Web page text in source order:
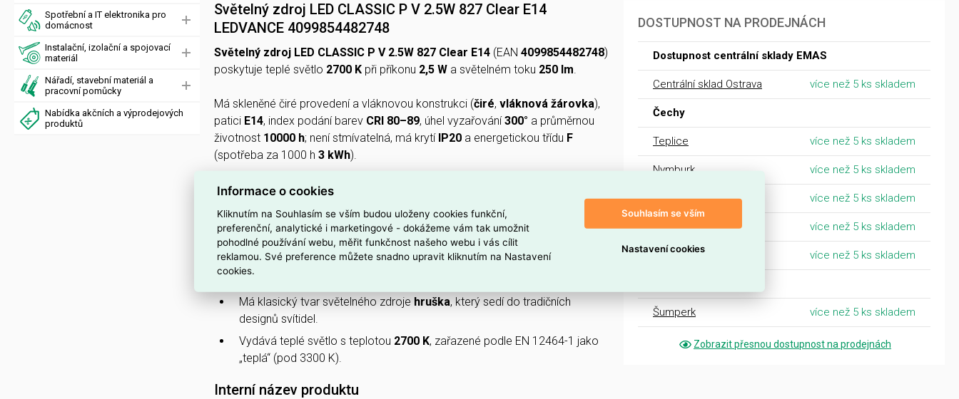
Spotřební a IT elektronika pro
domácnost
Instalační, izolační a spojovací
materiál
Nářadí, stavební materiál a
pracovní pomůcky
Nabídka akčních a výprodejových
produktů
Světelný zdroj LED CLASSIC P V 2.5W 827 Clear E14
LEDVANCE 4099854482748
Světelný zdroj LED CLASSIC P V 2.5W 827 Clear E14 (EAN 4099854482748)
poskytuje teplé světlo 2700 K při příkonu 2,5 W a světelném toku 250 lm.
Má skleněné čiré provedení a vláknovou konstrukci (čiré, vláknová žárovka),
patici E14, index podání barev CRI 80–89, úhel vyzařování300° a průměrnou
životnost 10000 h; není stmívatelná, má krytí IP20 a energetickou třídu F
(spotřeba za 1000 h 3 kWh).
PROČ SI VYBRAT TENTO SVĚTELNÝ ZDROJ?
Má příkon2,5 W, takže spotřebovává málo energie při svícení.
Je určen pro paticiE14, vhodnou do menších lamp a svítidel.
Je navržený pro provoz na nominální napětí220–240 V.
Je
Má klasický tvar světelného zdroje hruška, který sedí do tradičních
designů svítidel.
Vydává teplé světlo s teplotou 2700 K, zařazené podle EN 12464-1 jako
„teplá“ (pod 3300 K).
Interní název produktu
DOSTUPNOST NA PRODEJNÁCH
Dostupnost centrální sklady EMAS
Centrální sklad Ostrava více než 5 ks skladem
Čechy
Teplice více než 5 ks skladem
Nymburk více než 5 ks skladem
Kolín více než 5 ks skladem
Poděbrady více než 5 ks skladem
Mladá Boleslav více než 5 ks skladem
Šumperk více než 5 ks skladem
Zobrazit přesnou dostupnost na prodejnách
Informace o cookies
Kliknutím na Souhlasím se vším budou uloženy cookies funkční,
preferenční, analytické i marketingové - dokážeme vám tak umožnit
pohodlné používání webu, měřit funkčnost našeho webu i vás cílit
reklamou. Své preference můžete snadno upravit kliknutím na Nastavení
cookies.
Souhlasím se vším
Nastavení cookies